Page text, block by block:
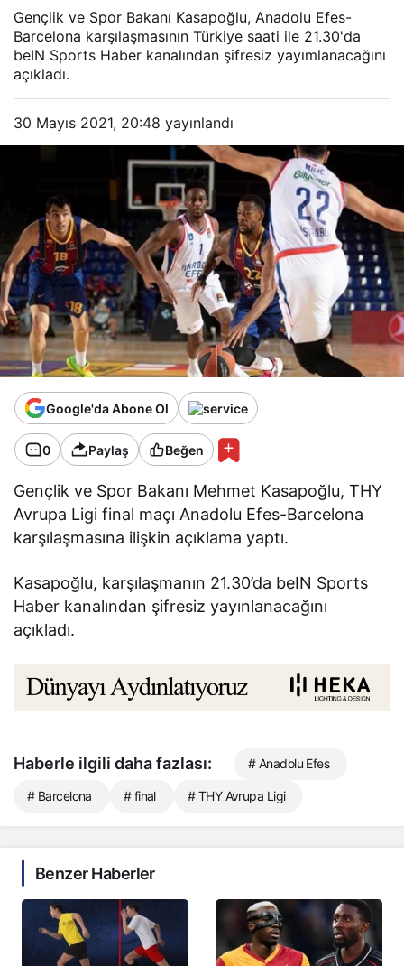
Gençlik ve Spor Bakanı Kasapoğlu, Anadolu Efes-
Barcelona karşılaşmasının Türkiye saati ile 21.30'da
beIN Sports Haber kanalından şifresiz yayımlanacağını
açıkladı.
30 Mayıs 2021, 20:48 yayınlandı
Google'da Abone Ol
0 Paylaş Beğen
Gençlik ve Spor Bakanı Mehmet Kasapoğlu, THY
Avrupa Ligi final maçı Anadolu Efes-Barcelona
karşılaşmasına ilişkin açıklama yaptı.
Kasapoğlu, karşılaşmanın 21.30’da beIN Sports
Haber kanalından şifresiz yayınlanacağını
açıkladı.
Haberle ilgili daha fazlası: # Anadolu Efes
# Barcelona # final # THY Avrupa Ligi
Benzer Haberler